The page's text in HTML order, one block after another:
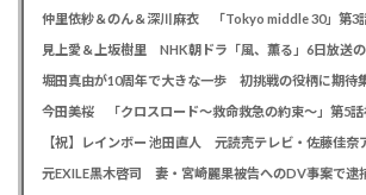
仲里依紗＆のん＆深川麻衣 「Tokyo middle 30」第3
堀田真由が10周年で大きな一歩 初挑戦の役柄に期待
今田美桜 「クロスロード～救命救急の約束～」第5話
【祝】レインボー 池田直人 元読売テレビ・佐藤佳奈